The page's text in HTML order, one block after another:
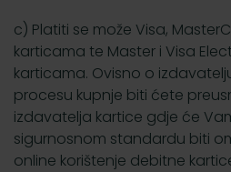
c) Platiti se može Visa,
karticama te Master i Visa
karticama. Ovisno o
procesu kupnje biti ćete
izdavatelja kartice gdje će
sigurnosnom standardu biti
online korištenje debitne